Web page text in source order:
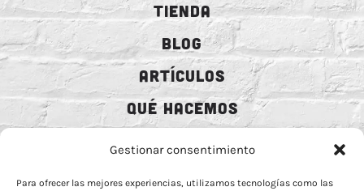
Gestionar consentimiento
Para ofrecer las mejores experiencias, utilizamos tecnologías como las
TIENDA
BLOG
ARTÍCULOS
QUÉ HACEMOS
MECENAZGO